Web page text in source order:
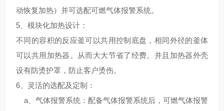
动恢复加热）并可选配可燃气体报警系统。
5、 模块化加热设计 ：
不同的容积的反应釜可以共用控制底盘，相同外径的釜体
可以共用加热器。从而大大节省了经费。并且加热器外壳
设有防烫护罩，防止客户烫伤。
6、
灵活的选配及定制 ：
a、气体报警系统：配备气体报警系统后，可燃气体报警